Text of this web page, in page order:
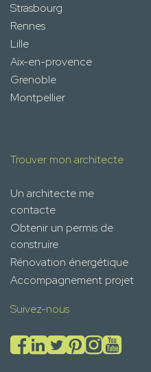
Strasbourg
Rennes
Lille
Aix-en-provence
Grenoble
Montpellier
Trouver mon architecte
Un architecte me
contacte
Obtenir un permis de
construire
Rénovation énergétique
Accompagnement projet
Suivez-nous